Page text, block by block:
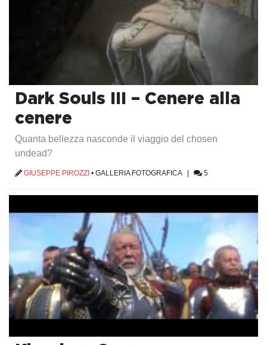
Dark Souls III – Cenere alla
cenere
Quanta bellezza nasconde il viaggio del chosen
undead?
GIUSEPPE PIROZZI • GALLERIA FOTOGRAFICA| 5